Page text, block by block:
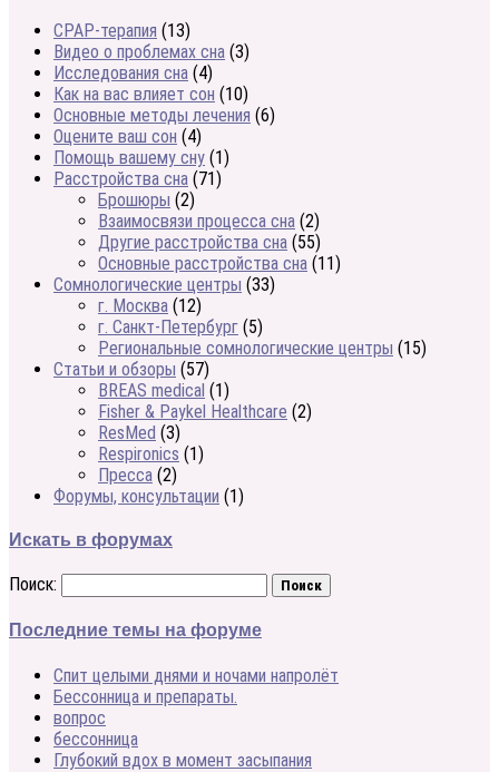
CPAP-терапия (13)
Видео о проблемах сна (3)
Исследования сна (4)
Как на вас влияет сон (10)
Основные методы лечения (6)
Оцените ваш сон (4)
Помощь вашему сну (1)
Расстройства сна (71)
Брошюры (2)
Взаимосвязи процесса сна (2)
Другие расстройства сна (55)
Основные расстройства сна (11)
Сомнологические центры (33)
г. Москва (12)
г. Санкт-Петербург (5)
Региональные сомнологические центры (15)
Статьи и обзоры (57)
BREAS medical (1)
Fisher & Paykel Healthcare (2)
ResMed (3)
Respironics (1)
Пресса (2)
Форумы, консультации (1)
Искать в форумах
Поиск:
Последние темы на форуме
Спит целыми днями и ночами напролёт
Бессонница и препараты.
вопрос
бессонница
Глубокий вдох в момент засыпания